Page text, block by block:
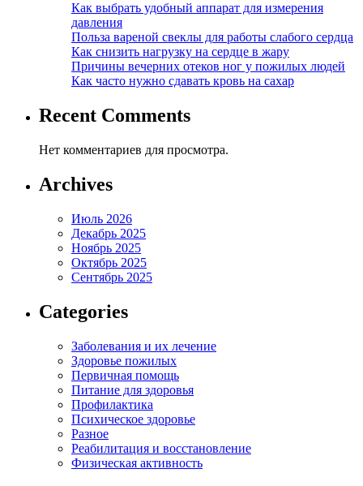
Как выбрать удобный аппарат для измерения
давления
Польза вареной свеклы для работы слабого сердца
Как снизить нагрузку на сердце в жару
Причины вечерних отеков ног у пожилых людей
Как часто нужно сдавать кровь на сахар
Recent Comments
Нет комментариев для просмотра.
Archives
Июль 2026
Декабрь 2025
Ноябрь 2025
Октябрь 2025
Сентябрь 2025
Categories
Заболевания и их лечение
Здоровье пожилых
Первичная помощь
Питание для здоровья
Профилактика
Психическое здоровье
Разное
Реабилитация и восстановление
Физическая активность